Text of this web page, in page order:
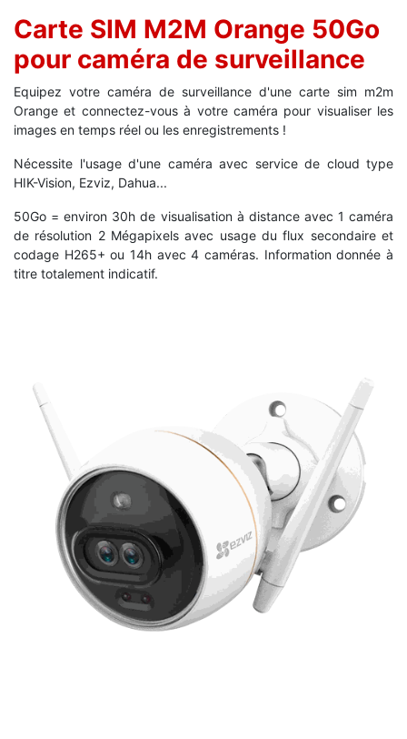
Carte SIM M2M Orange 50Go
pour caméra de surveillance
Equipez votre caméra de surveillance d'une carte sim m2m
Orange et connectez-vous à votre caméra pour visualiser les
images en temps réel ou les enregistrements !
Nécessite l'usage d'une caméra avec service de cloud type
HIK-Vision, Ezviz, Dahua...
50Go = environ 30h de visualisation à distance avec 1 caméra
de résolution 2 Mégapixels avec usage du flux secondaire et
codage H265+ ou 14h avec 4 caméras. Information donnée à
titre totalement indicatif.